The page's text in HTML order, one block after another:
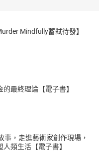
裡。詩集裡的三輯：火
，武器，是有限制的攜
一部歷歷在目的愛情受難
令人感受到再次出發的希
：「《細軟》，其實藏著
長，父親來自Kasavakan建
現任《幼獅文藝》主編。
Mindfully蓄弒待發】
最終理論【電子書】
事，走進藝術家創作現場，
類生活【電子書】